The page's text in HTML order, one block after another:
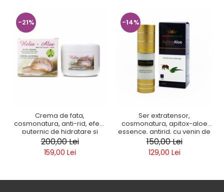
-21%
Crema de fata,
cosmonatura, anti-rid, efect
puternic de hidratare si
regenerare, cu extract de
melc si aloe, 100 ml
200,00 Lei
159,00 Lei
-14%
Ser extratensor,
cosmonatura, apitox-aloe
essence, antirid, cu venin de
albine si aloe, 35 ml
150,00 Lei
129,00 Lei